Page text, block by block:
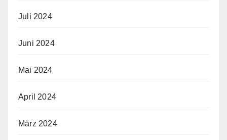
Juli 2024
Juni 2024
Mai 2024
April 2024
März 2024